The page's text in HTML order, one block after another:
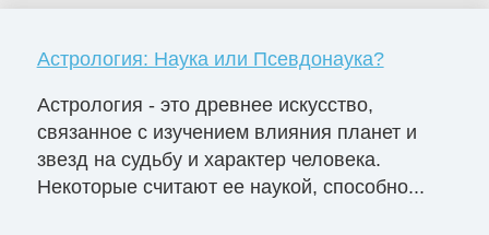
Астрология: Наука или Псевдонаука?
Астрология - это древнее искусство,
связанное с изучением влияния планет и
звезд на судьбу и характер человека.
Некоторые считают ее наукой, способно...